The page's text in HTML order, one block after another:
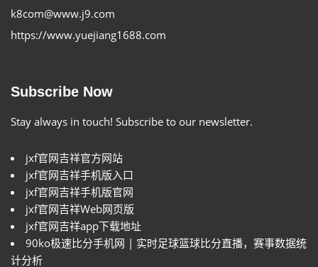
k8com@www.j9.com
https://www.yuejiang1688.com
Subscribe Now
Stay always in touch! Subscribe to our newsletter.
jxf官网吉祥官方网站
jxf官网吉祥手机版入口
jxf官网吉祥手机版官网
jxf官网吉祥Web网页版
jxf官网吉祥app下载地址
90ko极速比分手机网 | 实时足球篮球比分直播，赛事数据统
计分析